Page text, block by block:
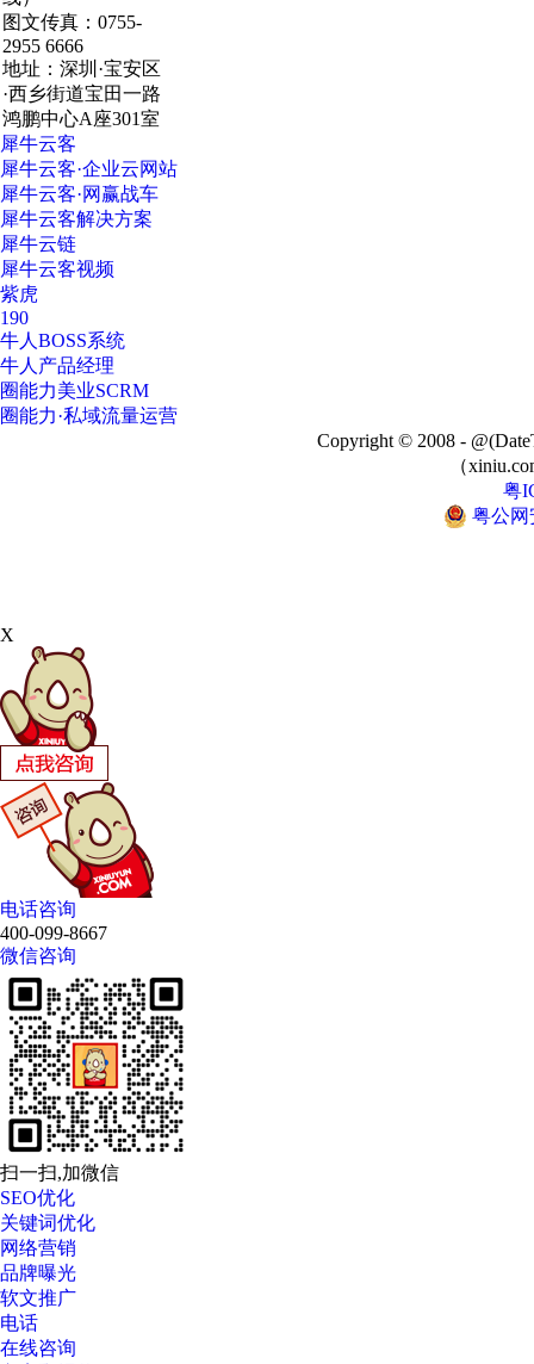
图文传真：0755-
2955 6666
地址：深圳·宝安区
·西乡街道宝田一路
鸿鹏中心A座301室
犀牛云客
犀牛云客·企业云网站
犀牛云客·网赢战车
犀牛云客解决方案
犀牛云链
犀牛云客视频
紫虎
190
牛人BOSS系统
牛人产品经理
圈能力美业SCRM
圈能力·私域流量运营
Copyright © 2008 -
（
粤
粤公网
X
电话咨询
400-099-8667
微信咨询
扫一扫,加微信
SEO优化
关键词优化
网络营销
品牌曝光
软文推广
电话
在线咨询